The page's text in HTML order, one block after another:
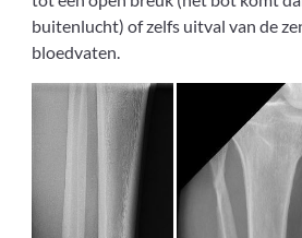
buitenlucht) of zelfs uitval van de
bloedvaten.